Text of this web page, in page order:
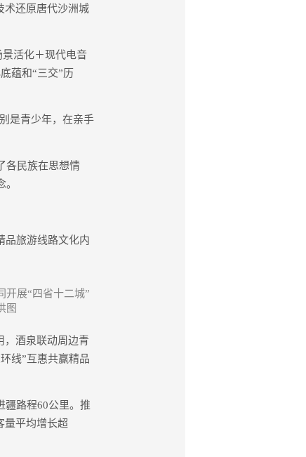
术还原唐代沙洲城
活化＋现代电音
蕴和“三交”历
是青少年，在亲手
各民族在思想情
旅游线路文化内
开展“四省十二城”
图
酒泉联动周边青
线”互惠共赢精品
路程60公里。推
量平均增长超